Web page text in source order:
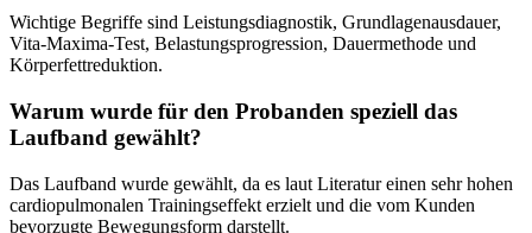
Wichtige Begriffe sind Leistungsdiagnostik, Grundlagenausdauer,
Vita-Maxima-Test, Belastungsprogression, Dauermethode und
Körperfettreduktion.
Warum wurde für den Probanden speziell das
Laufband gewählt?
Das Laufband wurde gewählt, da es laut Literatur einen sehr hohen
cardiopulmonalen Trainingseffekt erzielt und die vom Kunden
bevorzugte Bewegungsform darstellt.